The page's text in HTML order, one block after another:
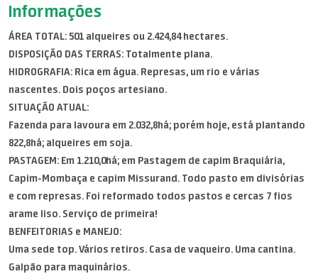
Informações
ÁREA TOTAL: 501 alqueires ou 2.424,84 hectares.
DISPOSIÇÃO DAS TERRAS: Totalmente plana.
HIDROGRAFIA: Rica em água. Represas, um rio e várias
nascentes. Dois poços artesiano.
SITUAÇÃO ATUAL:
Fazenda para lavoura em 2.032,8há; porém hoje, está plantando
822,8há; alqueires em soja.
PASTAGEM: Em 1.210,0há; em Pastagem de capim Braquiária,
Capim-Mombaça e capim Missurand. Todo pasto em divisórias
e com represas. Foi reformado todos pastos e cercas 7 fios
arame liso. Serviço de primeira!
BENFEITORIAS e MANEJO:
Uma sede top. Vários retiros. Casa de vaqueiro. Uma cantina.
Galpão para maquinários.